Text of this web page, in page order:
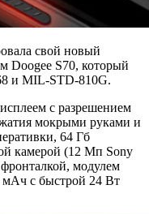
свой новый
Doogee S70, который
и MIL-STD-810G.
с разрешением
мокрыми руками и
64 Гб
камерой (12 Мп Sony
модулем
мАч с быстрой 24 Вт